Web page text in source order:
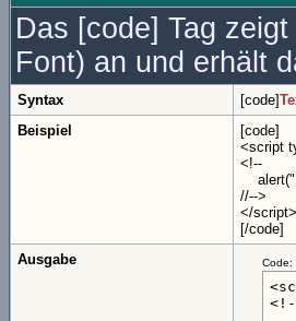
Das [code] Tag
Font) an und erhält
Syntax [code]
Beispiel
[code]
<script
<!--
//-->
</script>
[/code]
Ausgabe
Code: